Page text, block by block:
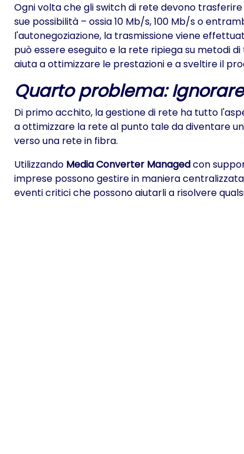
Ogni volta che gli switch di rete devono
sue possibilità – ossia 10 Mb/s, 100 Mb/s o
l'autonegoziazione, la trasmissione viene
può essere eseguito e la rete ripiega su metodi
aiuta a ottimizzare le prestazioni e a sveltire il
Quarto problema:
Di primo acchito, la gestione di rete ha tutto
a ottimizzare la rete al punto tale da diventare
verso una rete in fibra.
Utilizzando Media Converter Managedcon
imprese possono gestire in maniera
eventi critici che possono aiutarli a risolvere